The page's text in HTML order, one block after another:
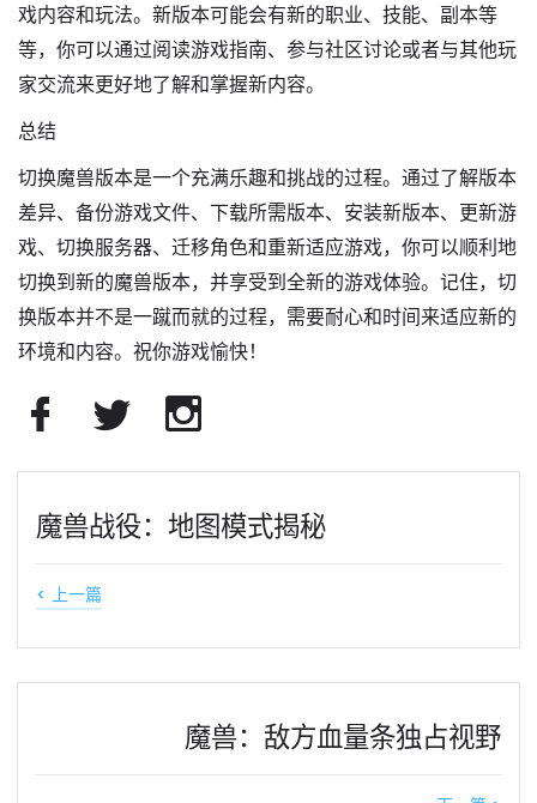
戏内容和玩法。新版本可能会有新的职业、技能、副本等
等，你可以通过阅读游戏指南、参与社区讨论或者与其他玩
家交流来更好地了解和掌握新内容。
总结
切换魔兽版本是一个充满乐趣和挑战的过程。通过了解版本
差异、备份游戏文件、下载所需版本、安装新版本、更新游
戏、切换服务器、迁移角色和重新适应游戏，你可以顺利地
切换到新的魔兽版本，并享受到全新的游戏体验。记住，切
换版本并不是一蹴而就的过程，需要耐心和时间来适应新的
环境和内容。祝你游戏愉快！
魔兽战役：地图模式揭秘
< 上一篇
魔兽：敌方血量条独占视野